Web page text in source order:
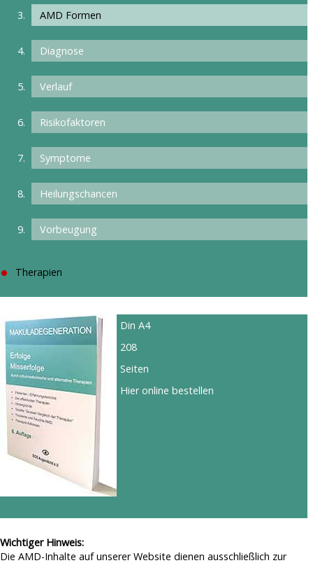
AMD Formen
Diagnose
Verlauf
Risikofaktoren
Symptome
Heilungschancen
Vorbeugung
Therapien
Din A4
208
Seiten
Hier online bestellen
Wichtiger Hinweis:
Die AMD-Inhalte auf unserer Website dienen ausschließlich zur